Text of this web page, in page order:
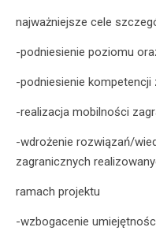
najważniejsze cele
-podniesienie poziomu
-podniesienie
-realizacja mobilności
-wdrożenie rozwiązań/
zagranicznych
ramach projektu
-wzbogacenie